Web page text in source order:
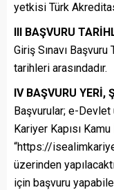
yetkisi Türk
III BAŞVURU
Giriş Sınavı
tarihleri arasındadır.
IV BAŞVURU YERİ,
Başvurular; e-
Kariyer Kapısı
“https://
üzerinden
için başvuru